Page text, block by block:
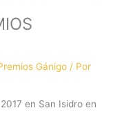
Gánigo / Por
en San Isidro en